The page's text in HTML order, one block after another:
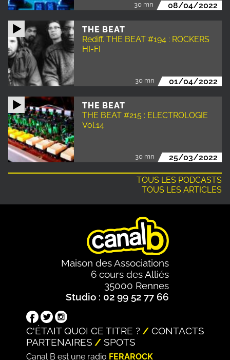
30 mn 08/04/2022
THE BEAT
Rediff. THE BEAT #194 : ROCKERS
HI-FI
30 mn 01/04/2022
THE BEAT
THE BEAT #215 : ELECTROLOGIE
Vol.14
30 mn 25/03/2022
TOUS LES PODCASTS
TOUS LES ARTICLES
Maison des Associations
6 cours des Alliés
35000 Rennes
Studio : 02 99 52 77 66
C'ÉTAIT QUOI CE TITRE ?
CONTACTS
PARTENAIRES
SPOTS
Canal B est une radio FERAROCK